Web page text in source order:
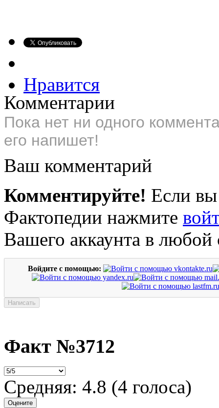
Нравится
Комментарии
Пока нет ни одного
его напишет!
Ваш комментарий
Комментируйте! Если вы
Фактопедии нажмите
Вашего аккаунта в любой
Войдите с помощью:
Факт №3712
Средняя: 4.8 (4 голоса)